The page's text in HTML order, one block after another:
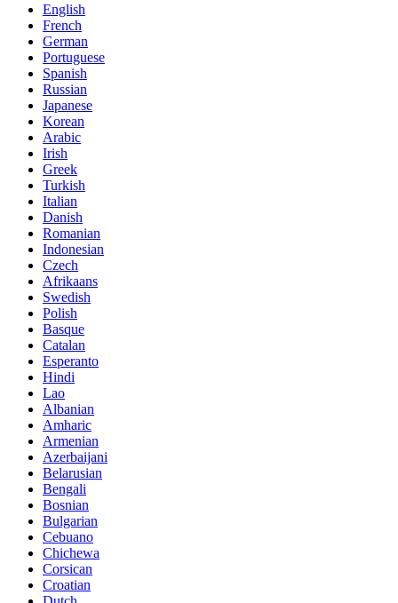
English
French
German
Portuguese
Spanish
Russian
Japanese
Korean
Arabic
Irish
Greek
Turkish
Italian
Danish
Romanian
Indonesian
Czech
Afrikaans
Swedish
Polish
Basque
Catalan
Esperanto
Hindi
Lao
Albanian
Amharic
Armenian
Azerbaijani
Belarusian
Bengali
Bosnian
Bulgarian
Cebuano
Chichewa
Corsican
Croatian